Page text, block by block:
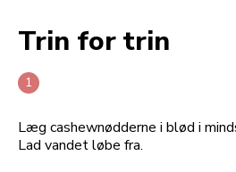
Trin for trin
Læg cashewnødderne i blød i
Lad vandet løbe fra.